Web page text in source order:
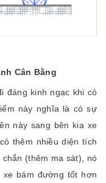
Cân Bằng
đáng kinh ngạc khi có
này nghĩa là có sự
này sang bên kia xe
thêm nhiều diện tích
(thêm ma sát), nó
xe bám đường tốt hơn